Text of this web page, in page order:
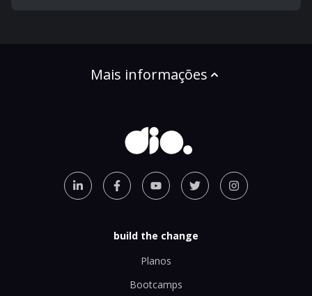
Mais informações
build the change
Planos
Bootcamps